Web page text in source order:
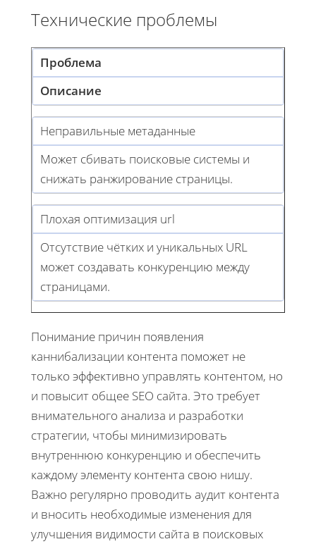
Технические проблемы
Проблема
Описание
Неправильные метаданные
Может сбивать поисковые системы и
снижать ранжирование страницы.
Плохая оптимизация url
Отсутствие чётких и уникальных URL
может создавать конкуренцию между
страницами.
Понимание причин появления
каннибализации контента поможет не
только эффективно управлять контентом, но
и повысит общее SEO сайта. Это требует
внимательного анализа и разработки
стратегии, чтобы минимизировать
внутреннюю конкуренцию и обеспечить
каждому элементу контента свою нишу.
Важно регулярно проводить аудит контента
и вносить необходимые изменения для
улучшения видимости сайта в поисковых